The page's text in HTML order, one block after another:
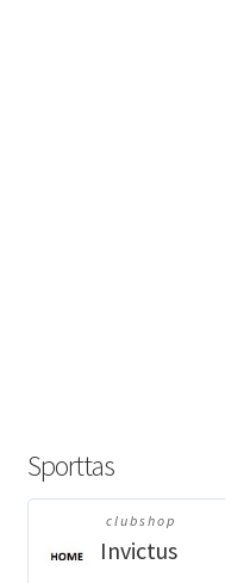
Sporttas
clubshop
Invictus